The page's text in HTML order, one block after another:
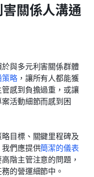
關係人溝通
與多元利害關係群體
略，讓所有人都能獲
感到負擔過重，或讓
活動細節而感到困
目標、關鍵里程碑及
們應提供簡潔的儀表
階主管注意的問題，
的營運細節中。